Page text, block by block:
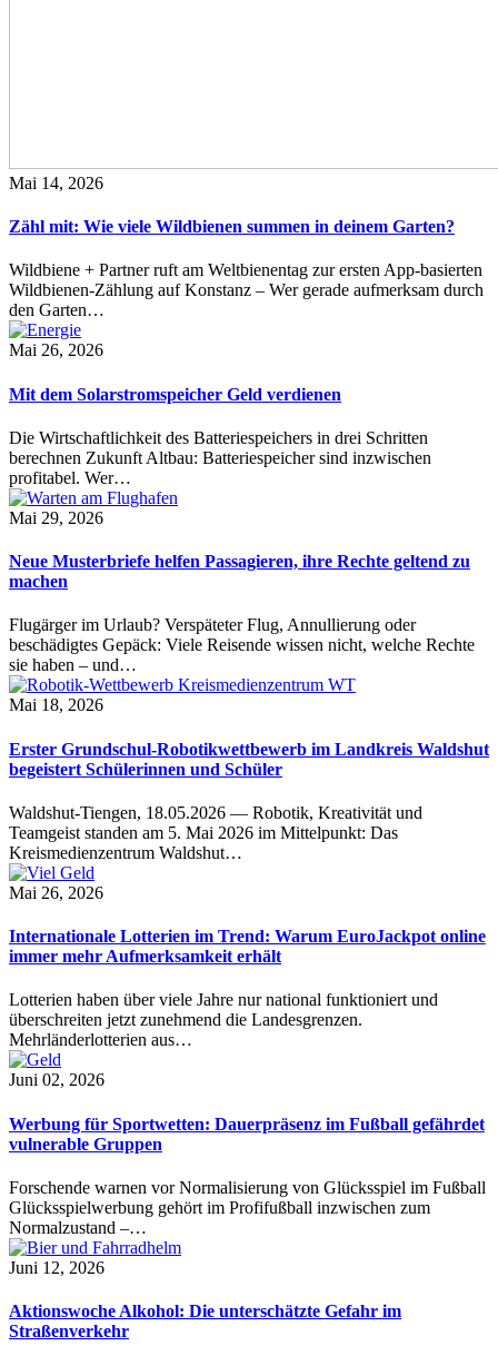
Mai 14, 2026
Zähl mit: Wie viele Wildbienen summen in deinem Garten?
Wildbiene + Partner ruft am Weltbienentag zur ersten App-basierten
Wildbienen-Zählung auf Konstanz – Wer gerade aufmerksam durch
den Garten…
Mai 26, 2026
Mit dem Solarstromspeicher Geld verdienen
Die Wirtschaftlichkeit des Batteriespeichers in drei Schritten
berechnen Zukunft Altbau: Batteriespeicher sind inzwischen
profitabel. Wer…
Mai 29, 2026
Neue Musterbriefe helfen Passagieren, ihre Rechte geltend zu
machen
Flugärger im Urlaub? Verspäteter Flug, Annullierung oder
beschädigtes Gepäck: Viele Reisende wissen nicht, welche Rechte
sie haben – und…
Mai 18, 2026
Erster Grundschul-Robotikwettbewerb im Landkreis Waldshut
begeistert Schülerinnen und Schüler
Waldshut-Tiengen, 18.05.2026 — Robotik, Kreativität und
Teamgeist standen am 5. Mai 2026 im Mittelpunkt: Das
Kreismedienzentrum Waldshut…
Mai 26, 2026
Internationale Lotterien im Trend: Warum EuroJackpot online
immer mehr Aufmerksamkeit erhält
Lotterien haben über viele Jahre nur national funktioniert und
überschreiten jetzt zunehmend die Landesgrenzen.
Mehrländerlotterien aus…
Juni 02, 2026
Werbung für Sportwetten: Dauerpräsenz im Fußball gefährdet
vulnerable Gruppen
Forschende warnen vor Normalisierung von Glücksspiel im Fußball
Glücksspielwerbung gehört im Profifußball inzwischen zum
Normalzustand –…
Juni 12, 2026
Aktionswoche Alkohol: Die unterschätzte Gefahr im
Straßenverkehr